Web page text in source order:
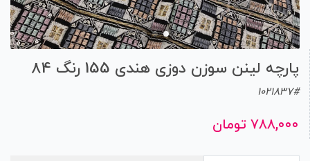
پارچه لینن سوزن دوزی هندی 155 رنگ 84
1021837#
۷۸۸,۰۰۰ تومان